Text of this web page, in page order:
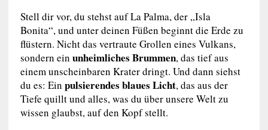
Stell dir vor, du stehst auf La Palma, der „Isla
Bonita“, und unter deinen Füßen beginnt die Erde zu
flüstern. Nicht das vertraute Grollen eines Vulkans,
sondern ein unheimliches Brummen, das tief aus
einem unscheinbaren Krater dringt. Und dann siehst
du es: Ein pulsierendes blaues Licht, das aus der
Tiefe quillt und alles, was du über unsere Welt zu
wissen glaubst, auf den Kopf stellt.